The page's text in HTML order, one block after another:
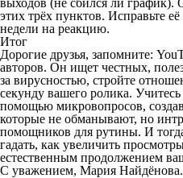
выходов (не сбился ли
этих трёх пунктов. Исправьте
недели на реакцию.
Итог
Дорогие друзья, запомните:
авторов. Он ищет честных,
за вирусностью, стройте
секунду вашего ролика.
помощью микровопросов,
которые не обманывают, но
помощников для рутины. И
гадать, как увеличить
естественным продолжением
С уважением, Мария Найдёнова.